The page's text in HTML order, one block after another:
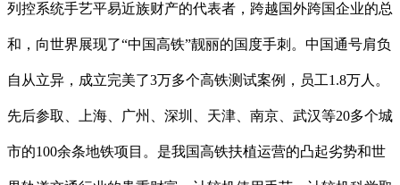
列控系统手艺平易近族财产的代表者，跨越国外跨国企业的总
和，向世界展现了“中国高铁”靓丽的国度手刺。中国通号肩负
自从立异，成立完美了3万多个高铁测试案例，员工1.8万人。
先后参取、上海、广州、深圳、天津、南京、武汉等20多个城
市的100余条地铁项目。是我国高铁扶植运营的凸起劣势和世